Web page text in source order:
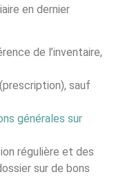
en dernier
de l’inventaire,
sauf
générales sur
régulière et des
sur de bons